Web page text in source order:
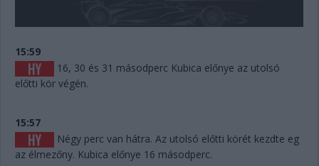
15:59
16, 30 és 31 másodperc Kubica előnye az utolsó
előtti kör végén.
15:57
Négy perc van hátra. Az utolsó előtti körét kezdte eg
az élmezőny. Kubica előnye 16 másodperc.